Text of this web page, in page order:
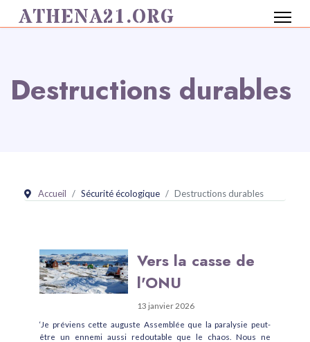
ATHENA21.ORG
Destructions durables
Accueil Sécurité écologique Destructions durables
Vers la casse de
l'ONU
13 janvier 2026
‘Je préviens cette auguste Assemblée que la paralysie peut-
être un ennemi aussi redoutable que le chaos. Nous ne